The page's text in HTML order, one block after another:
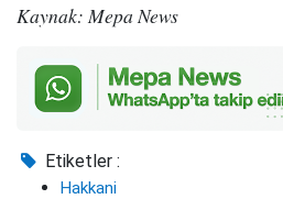
Kaynak: Mepa News
Etiketler :
Hakkani